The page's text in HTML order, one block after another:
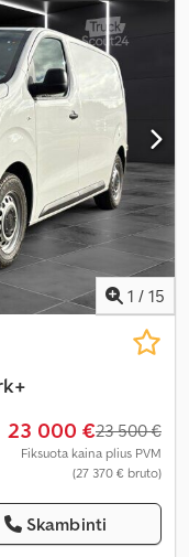
sistema,
pagalvė, statymo
trauki kontrolė,
1 / 15
23 000 €23 500 €
Fiksuota kaina plius PVM
(27 370 € bruto)
Skambinti